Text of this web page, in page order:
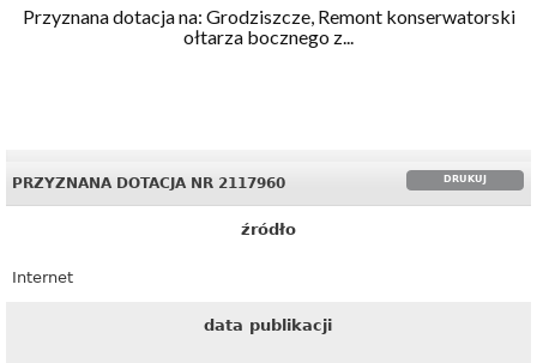
Przyznana dotacja na: Grodziszcze, Remont konserwatorski
ołtarza bocznego z...
DRUKUJ
PRZYZNANA DOTACJA NR 2117960
źródło
Internet
data publikacji